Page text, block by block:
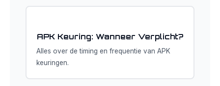
APK Keuring: Wanneer Verplicht?
Alles over de timing en frequentie van APK
keuringen.